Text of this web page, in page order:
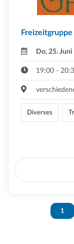
Do, 25.
19:00 -
Diverses
1